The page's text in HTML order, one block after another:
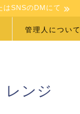
はSNSのDMにて
管理人について
レンジ